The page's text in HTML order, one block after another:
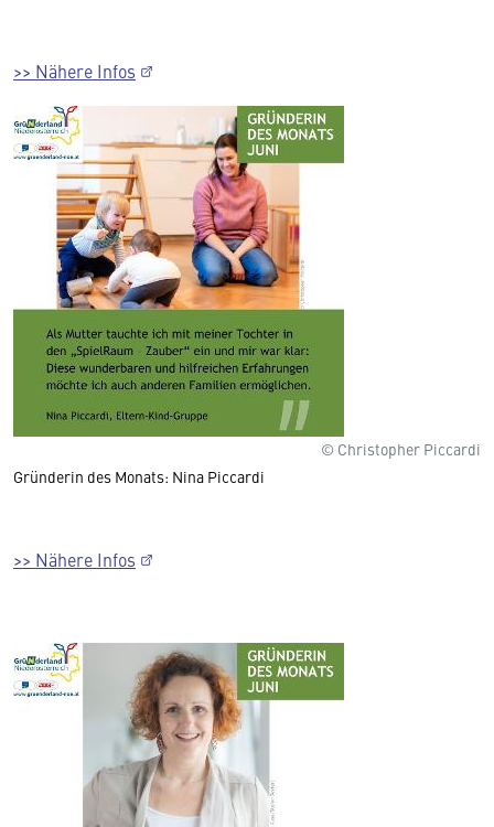
>> Nähere Infos
© Christopher Piccardi
Gründerin des Monats: Nina Piccardi
>> Nähere Infos